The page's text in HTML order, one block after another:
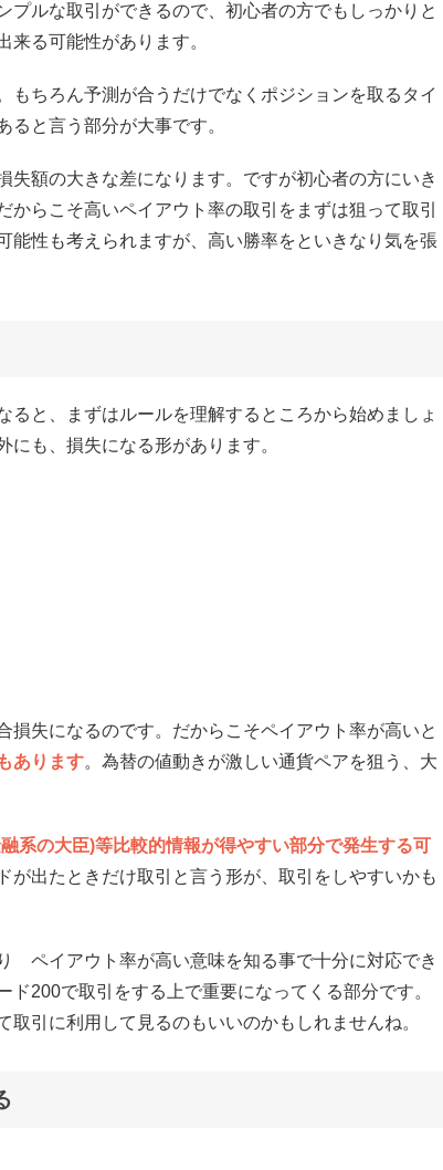
ルな取引ができるので、初心者の方でもしっかりと
る可能性があります。
ちろん予測が合うだけでなくポジションを取るタイ
ると言う部分が大事です。
額の大きな差になります。ですが初心者の方にいき
らこそ高いペイアウト率の取引をまずは狙って取引
能性も考えられますが、高い勝率をといきなり気を張
と、まずはルールを理解するところから始めましょ
も、損失になる形があります。
損失になるのです。だからこそペイアウト率が高いと
あります。為替の値動きが激しい通貨ペアを狙う、大
系の大臣)等比較的情報が得やすい部分で発生する可
が出たときだけ取引と言う形が、取引をしやすいかも
ペイアウト率が高い意味を知る事で十分に対応でき
200で取引をする上で重要になってくる部分です。
引に利用して見るのもいいのかもしれませんね。